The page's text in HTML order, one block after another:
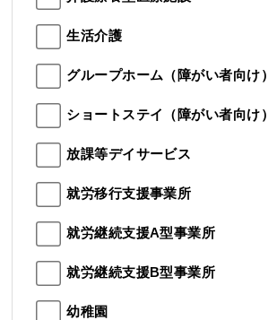
生活介護
グループホーム（障がい者向け）
ショートステイ（障がい者向け）
放課等デイサービス
就労移行支援事業所
就労継続支援A型事業所
就労継続支援B型事業所
幼稚園